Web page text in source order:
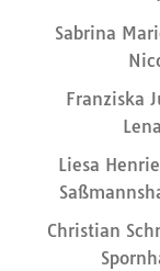
Sabrina
Franziska
Liesa
Christian